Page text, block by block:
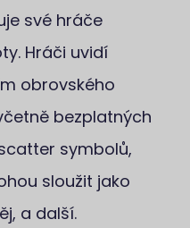
své hráče
Hráči uvidí
obrovského
bezplatných
symbolů,
sloužit jako
a další.